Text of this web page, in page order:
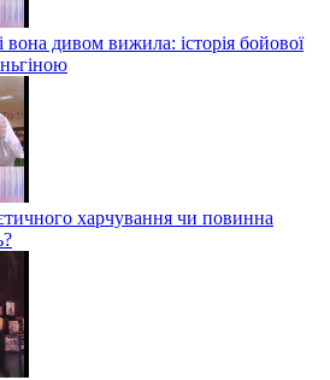
вона дивом вижила: історія бойової
харчування чи повинна